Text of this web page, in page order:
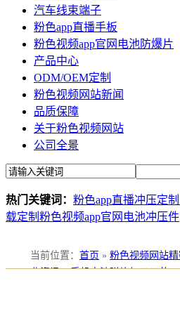
汽车线束端子
粉色app直播手板
粉色视频app官网电池防爆片
产品中心
ODM/OEM定制
粉色视频网站新闻
品质保障
关于粉色视频网站
公司全景
热门关键词： 粉色app直播冲压定制
载定制 粉色视频app官网电池冲压件
当前位置 ： 首页 » 粉色视频网站
业资讯»手机电池弹片加工工艺